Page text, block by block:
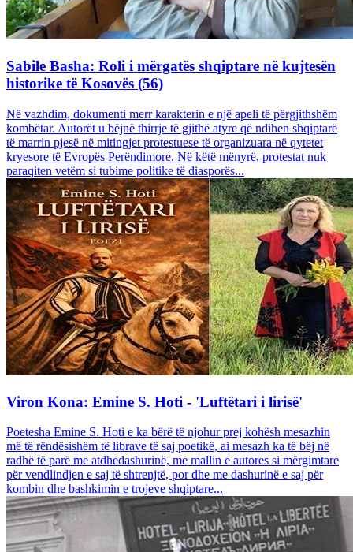
Sabile Basha: Roli i mërgatës shqiptare në kujtesën
historike të Kosovës (56)
Në vazhdim, dokumenti merr karakterin e një apeli të përgjithshëm
kombëtar. Autorët u bëjnë thirrje të gjithë atyre që ndihen shqiptarë
të marrin pjesë në mitingjet protestuese të organizuara në qytetet
kryesore të Evropës Perëndimore. Në këtë mënyrë, protestat nuk
paraqiten vetëm si tubime politike të diasporës...
Viron Kona: Emine S. Hoti - 'Luftëtari i lirisë'
Poetesha Emine S. Hoti e ka bërë të njohur prej kohësh mesazhin
më të rëndësishëm të librave të saj poetikë, ai mesazh ka të bëj në
radhë të parë me atdhedashurinë, me mallin e autores si mërgimtare
për vendlindjen e saj të shtrenjtë, por dhe me dashurinë e saj për
kombin dhe bashkimin e trojeve shqiptare...